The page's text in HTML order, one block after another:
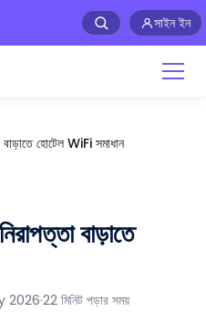
সাইন ইন
বাড়াতে হোটেল WiFi সমাধান
বাড়াতে
2026·22 মিনিট পড়ার সময়